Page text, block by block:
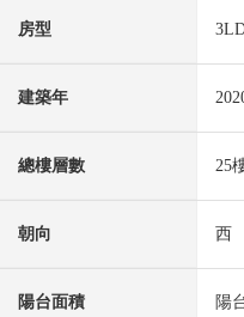
房型
建築年
總樓層數 25
朝向 西
陽台面積 陽